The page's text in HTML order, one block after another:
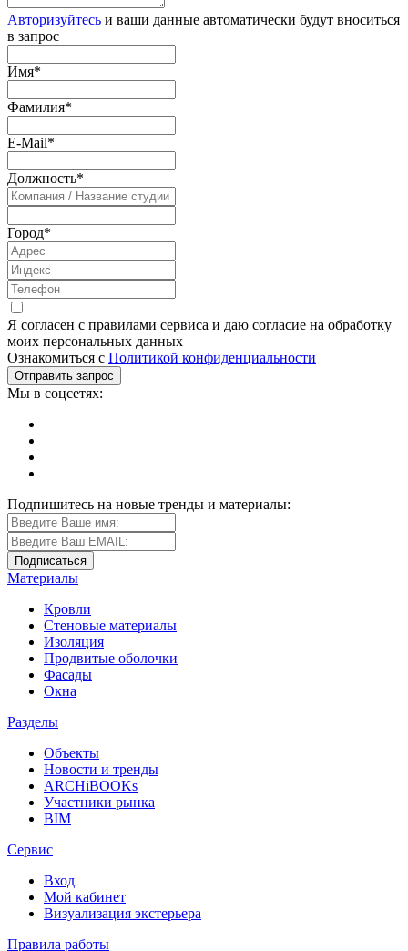
Авторизуйтесь и ваши данные автоматически будут вноситься
в запрос
Имя*
Фамилия*
E-Mail*
Должность*
Город*
Я согласен с правилами сервиса и даю согласие на обработку
моих персональных данных
Ознакомиться с Политикой конфиденциальности
Мы в соцсетях:
Подпишитесь на новые тренды и материалы:
Материалы
Кровли
Стеновые материалы
Изоляция
Продвитые оболочки
Фасады
Окна
Разделы
Объекты
Новости и тренды
ARCHiBOOKs
Участники рынка
BIM
Сервис
Вход
Мой кабинет
Визуализация экстерьера
Правила работы